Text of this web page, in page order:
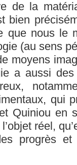
de la
bien
que nous le
(au sens
moyens
a aussi
qui
Quiniou en
réel,
progrès